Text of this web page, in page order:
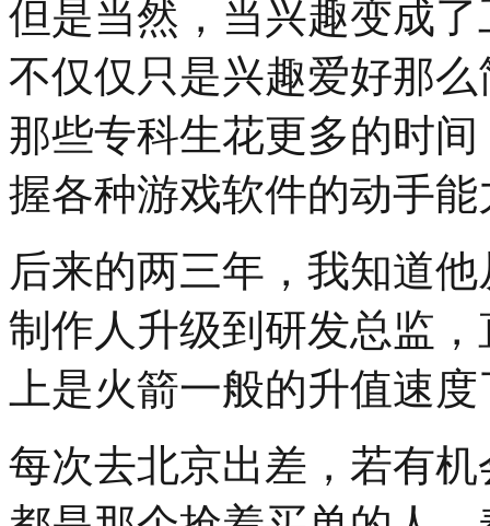
但是当然，当兴趣变成
不仅仅只是兴趣爱好那
那些专科生花更多的时
握各种游戏软件的动手能
后来的两三年，我知道
制作人升级到研发总监
上是火箭一般的升值速
每次去北京出差，若有